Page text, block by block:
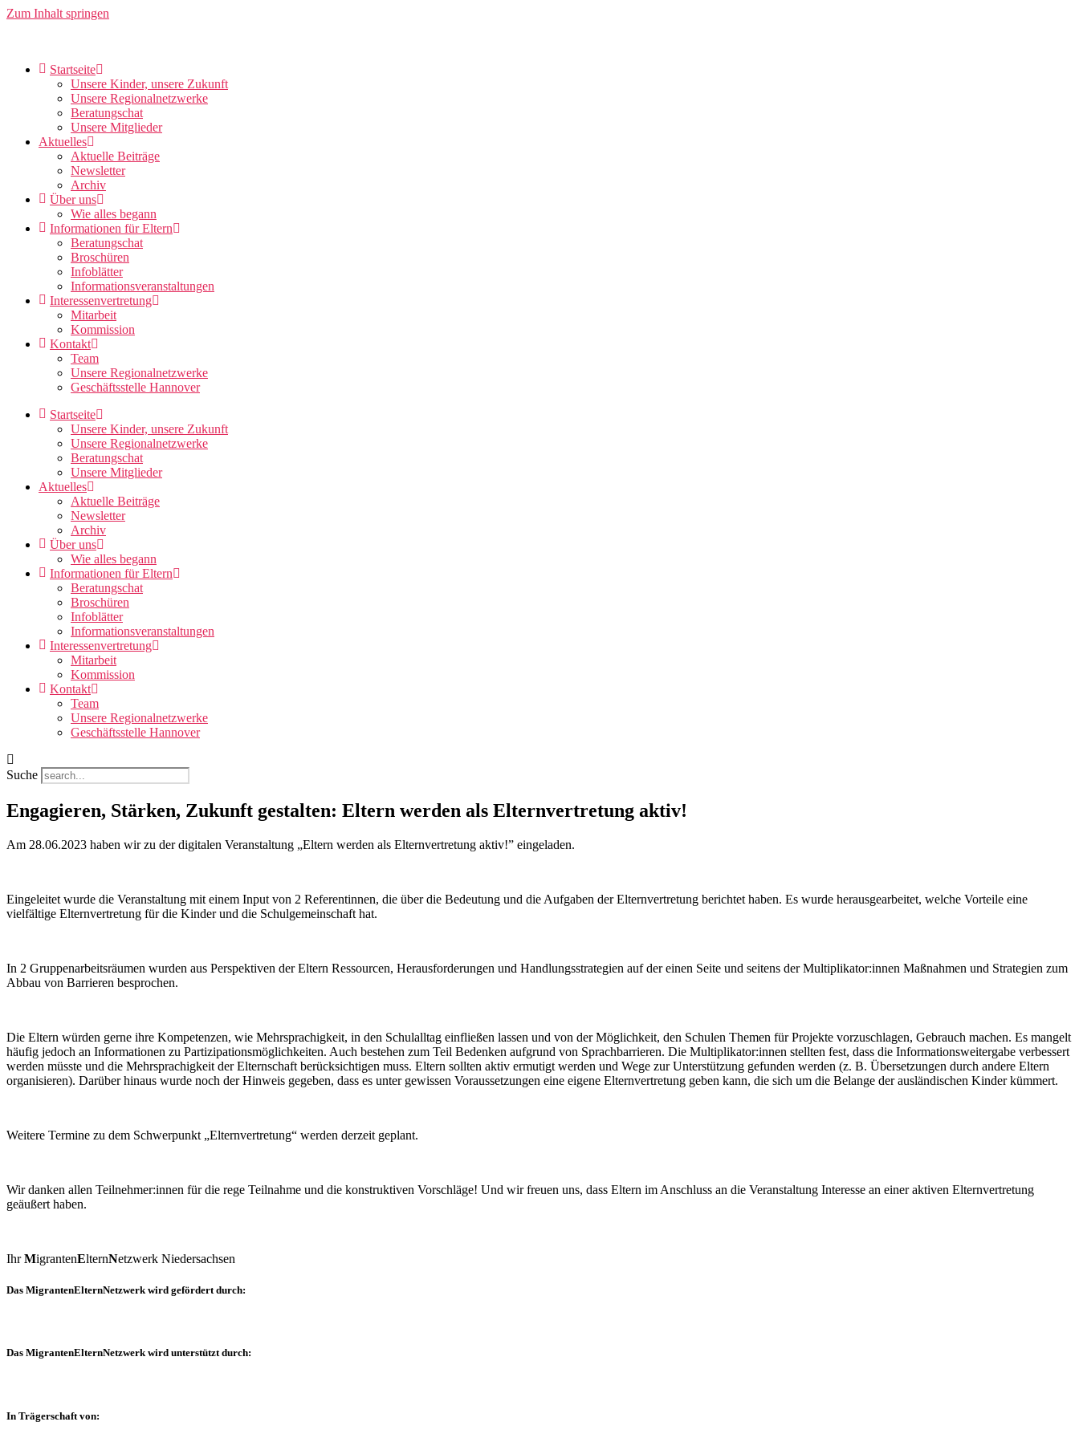
Zum Inhalt springen
Startseite
Unsere Kinder, unsere Zukunft
Unsere Regionalnetzwerke
Beratungschat
Unsere Mitglieder
Aktuelles
Aktuelle Beiträge
Newsletter
Archiv
Über uns
Wie alles begann
Informationen für Eltern
Beratungschat
Broschüren
Infoblätter
Informationsveranstaltungen
Interessenvertretung
Mitarbeit
Kommission
Kontakt
Team
Unsere Regionalnetzwerke
Geschäftsstelle Hannover
Startseite
Unsere Kinder, unsere Zukunft
Unsere Regionalnetzwerke
Beratungschat
Unsere Mitglieder
Aktuelles
Aktuelle Beiträge
Newsletter
Archiv
Über uns
Wie alles begann
Informationen für Eltern
Beratungschat
Broschüren
Infoblätter
Informationsveranstaltungen
Interessenvertretung
Mitarbeit
Kommission
Kontakt
Team
Unsere Regionalnetzwerke
Geschäftsstelle Hannover
Suche
Engagieren, Stärken, Zukunft gestalten: Eltern werden als Elternvertretung aktiv!
Am 28.06.2023 haben wir zu der digitalen Veranstaltung „Eltern werden als Elternvertretung aktiv!” eingeladen.
Eingeleitet wurde die Veranstaltung mit einem Input von 2 Referentinnen, die über die Bedeutung und die Aufgaben der Elternvertretung berichtet haben. Es wurde herausgearbeitet, welche Vorteile eine
vielfältige Elternvertretung für die Kinder und die Schulgemeinschaft hat.
In 2 Gruppenarbeitsräumen wurden aus Perspektiven der Eltern Ressourcen, Herausforderungen und Handlungsstrategien auf der einen Seite und seitens der Multiplikator:innen Maßnahmen und Strategien zum
Abbau von Barrieren besprochen.
Die Eltern würden gerne ihre Kompetenzen, wie Mehrsprachigkeit, in den Schulalltag einfließen lassen und von der Möglichkeit, den Schulen Themen für Projekte vorzuschlagen, Gebrauch machen. Es mangelt
häufig jedoch an Informationen zu Partizipationsmöglichkeiten. Auch bestehen zum Teil Bedenken aufgrund von Sprachbarrieren. Die Multiplikator:innen stellten fest, dass die Informationsweitergabe verbessert
werden müsste und die Mehrsprachigkeit der Elternschaft berücksichtigen muss. Eltern sollten aktiv ermutigt werden und Wege zur Unterstützung gefunden werden (z. B. Übersetzungen durch andere Eltern
organisieren). Darüber hinaus wurde noch der Hinweis gegeben, dass es unter gewissen Voraussetzungen eine eigene Elternvertretung geben kann, die sich um die Belange der ausländischen Kinder kümmert.
Weitere Termine zu dem Schwerpunkt „Elternvertretung“ werden derzeit geplant.
Wir danken allen Teilnehmer:innen für die rege Teilnahme und die konstruktiven Vorschläge! Und wir freuen uns, dass Eltern im Anschluss an die Veranstaltung Interesse an einer aktiven Elternvertretung
geäußert haben.
IhrMigrantenElternNetzwerk Niedersachsen
Das MigrantenElternNetzwerk wird gefördert durch:
Das MigrantenElternNetzwerk wird unterstützt durch:
In Trägerschaft von: